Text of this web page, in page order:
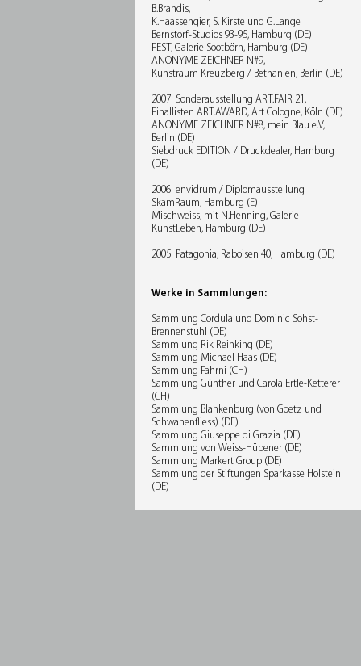
B.Brandis,
K.Haassengier, S. Kirste und G.Lange
Bernstorf-Studios 93-95, Hamburg (DE)
FEST, Galerie Sootbörn, Hamburg (DE)
ANONYME ZEICHNER N#9,
Kunstraum Kreuzberg / Bethanien, Berlin (DE)
2007 Sonderausstellung ART.FAIR 21,
Finallisten ART.AWARD, Art Cologne, Köln (DE)
ANONYME ZEICHNER N#8, mein Blau e.V,
Berlin (DE)
Siebdruck EDITION / Druckdealer, Hamburg
(DE)
2006 envidrum / Diplomausstellung
SkamRaum, Hamburg (E)
Mischweiss, mit N.Henning, Galerie
KunstLeben, Hamburg (DE)
2005 Patagonia, Raboisen 40, Hamburg (DE)
Werke in Sammlungen:
Sammlung Cordula und Dominic Sohst-
Brennenstuhl (DE)
Sammlung Rik Reinking (DE)
Sammlung Michael Haas (DE)
Sammlung Fahrni (CH)
Sammlung Günther und Carola Ertle-Ketterer
(CH)
Sammlung Blankenburg (von Goetz und
Schwanenfliess) (DE)
Sammlung Giuseppe di Grazia (DE)
Sammlung von Weiss-Hübener (DE)
Sammlung Markert Group (DE)
Sammlung der Stiftungen Sparkasse Holstein
(DE)